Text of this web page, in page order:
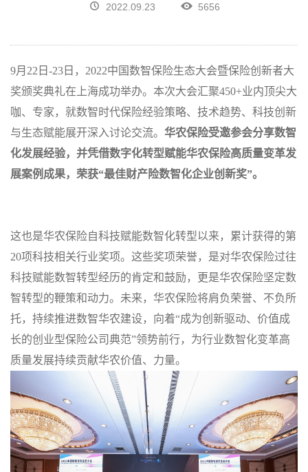
2022.09.23 5656
9月 22 日 -23 日， 2022中国数智保险生态大会暨保险创新者大
奖颁奖典礼在上海成功举办。本次大会汇聚450+业内顶尖大
咖、专家，就数智时代保险经验策略、技术趋势、科技创新
与生态赋能展开深入讨论交流。 华农保险受邀参会分享数智
化发展经验，并凭借数字化转型赋能华农保险高质量变革发
展案例成果，荣获“最佳财产险数智化企业创新奖”。
这也是华农保险自科技赋能数智化转型以来，累计获得的第
20项科技相关行业奖项。这些奖项荣誉，是对华农保险过往
科技赋能数智转型经历的肯定和鼓励，更是华农保险坚定数
智转型的鞭策和动力。未来，华农保险将肩负荣誉、不负所
托，持续推进数智华农建设，向着“成为创新驱动、价值成
长的创业型保险公司典范”领势前行，为行业数智化变革高
质量发展持续贡献华农价值、力量。